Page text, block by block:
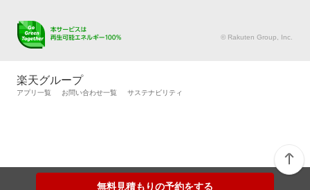
無料見積もりの予約をする
キズ修理予約
メンテナンス管理
タイヤ交換サービス
自動車カタログ 自動車保険
© Rakuten Group, Inc.
楽天グループ
アプリ一覧 お問い合わせ一覧 サステナビリティ